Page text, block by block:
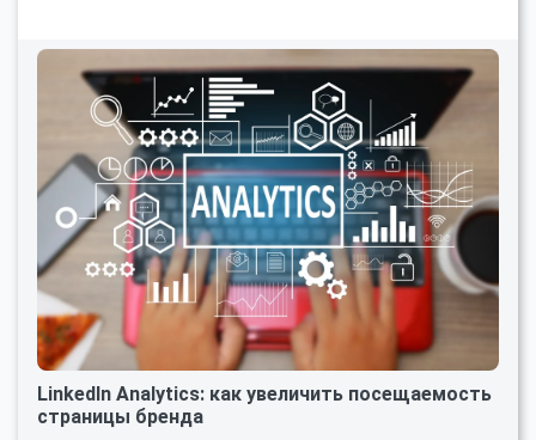
LinkedIn Analytics: как увеличить посещаемость
страницы бренда